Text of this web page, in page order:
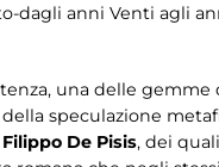
dagli anni Venti agli
una delle
speculazione
De Pisis, dei